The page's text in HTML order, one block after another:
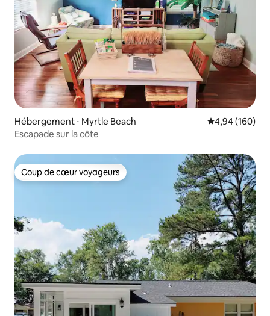
Hébergement ⋅ Myrtle Beach Évaluation
4,94 (160)
Escapade sur la côte
Coup de cœur voyageurs
Coup de cœur voyageurs